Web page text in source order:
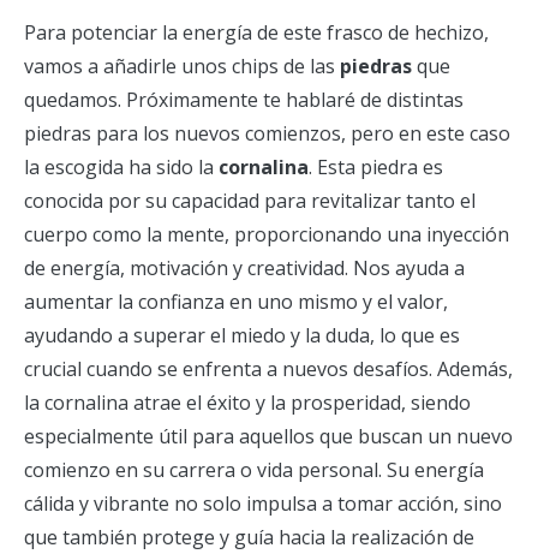
Para potenciar la energía de este frasco de hechizo,
vamos a añadirle unos chips de las piedrasque
quedamos. Próximamente te hablaré de distintas
piedras para los nuevos comienzos, pero en este caso
la escogida ha sido la cornalina. Esta piedra es
conocida por su capacidad para revitalizar tanto el
cuerpo como la mente, proporcionando una inyección
de energía, motivación y creatividad. Nos ayuda a
aumentar la confianza en uno mismo y el valor,
ayudando a superar el miedo y la duda, lo que es
crucial cuando se enfrenta a nuevos desafíos. Además,
la cornalina atrae el éxito y la prosperidad, siendo
especialmente útil para aquellos que buscan un nuevo
comienzo en su carrera o vida personal. Su energía
cálida y vibrante no solo impulsa a tomar acción, sino
que también protege y guía hacia la realización de